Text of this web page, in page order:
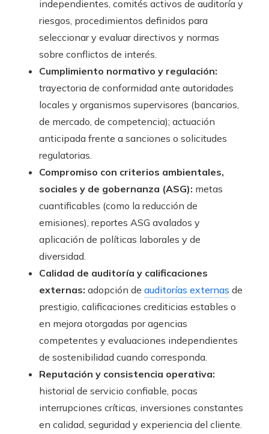
independientes, comités activos de auditoría y
riesgos, procedimientos definidos para
seleccionar y evaluar directivos y normas
sobre conflictos de interés.
Cumplimiento normativo y regulación:
trayectoria de conformidad ante autoridades
locales y organismos supervisores (bancarios,
de mercado, de competencia); actuación
anticipada frente a sanciones o solicitudes
regulatorias.
Compromiso con criterios ambientales,
sociales y de gobernanza (ASG): metas
cuantificables (como la reducción de
emisiones), reportes ASG avalados y
aplicación de políticas laborales y de
diversidad.
Calidad de auditoría y calificaciones
externas: adopción de auditorías externas de
prestigio, calificaciones crediticias estables o
en mejora otorgadas por agencias
competentes y evaluaciones independientes
de sostenibilidad cuando corresponda.
Reputación y consistencia operativa:
historial de servicio confiable, pocas
interrupciones críticas, inversiones constantes
en calidad, seguridad y experiencia del cliente.